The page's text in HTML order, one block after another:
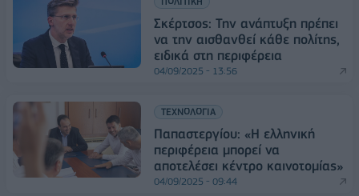
Σκέρτσος: Την ανάπτυξη πρέπει
να την αισθανθεί κάθε πολίτης,
ειδικά στη περιφέρεια
04/09/2025 - 13:56
ΤΕΧΝΟΛΟΓΙΑ
Παπαστεργίου: «Η ελληνική
περιφέρεια μπορεί να
αποτελέσει κέντρο καινοτομίας»
04/09/2025 - 09:44